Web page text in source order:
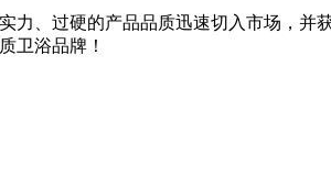
、过硬的产品品质迅速切入市场，并
卫浴品牌！